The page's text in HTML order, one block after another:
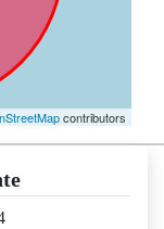
contributors